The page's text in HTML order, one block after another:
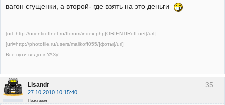
вагон сгущенки, а второй- где взять на это деньги
[url=http://orientiroffnet.ru/fforum/index.php]ORIENTIRoff.net[/url]
[url=http://photofile.ru/users/malikoff055/]фоты[/url]
Все пути ведут к УАЗу!
35
Lisandr
27.10.2010 10:15:40
Неактивен